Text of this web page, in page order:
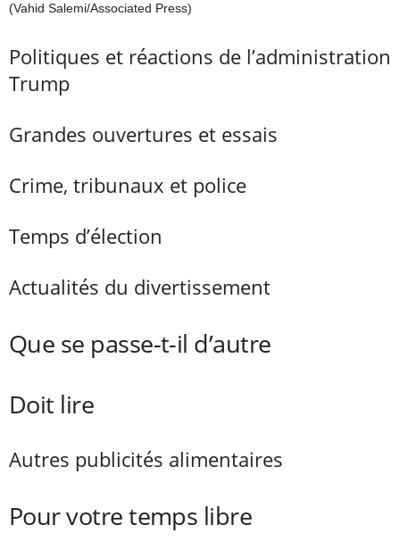
(Vahid Salemi/Associated Press)
Politiques et réactions de l’administration
Trump
Grandes ouvertures et essais
Crime, tribunaux et police
Temps d’élection
Actualités du divertissement
Que se passe-t-il d’autre
Doit lire
Autres publicités alimentaires
Pour votre temps libre